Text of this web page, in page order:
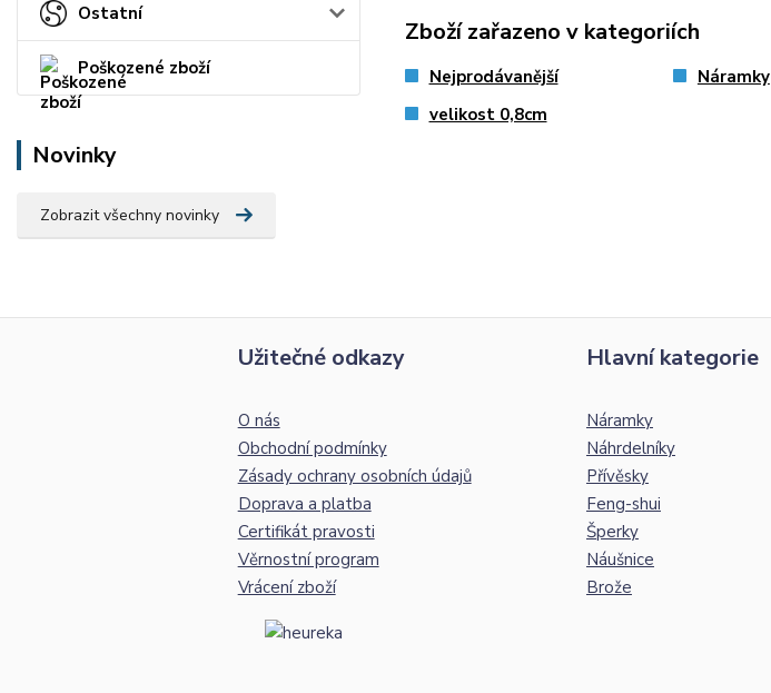
Ostatní
Poškozené zboží
Novinky
Zobrazit všechny novinky
Zboží zařazeno v kategoriích
Nejprodávanější Náramky
velikost 0,8cm
Užitečné odkazy
O nás
Obchodní podmínky
Zásady ochrany osobních údajů
Doprava a platba
Certifikát pravosti
Věrnostní program
Vrácení zboží
Hlavní kategorie
Náramky
Náhrdelníky
Přívěsky
Feng-shui
Šperky
Náušnice
Brože